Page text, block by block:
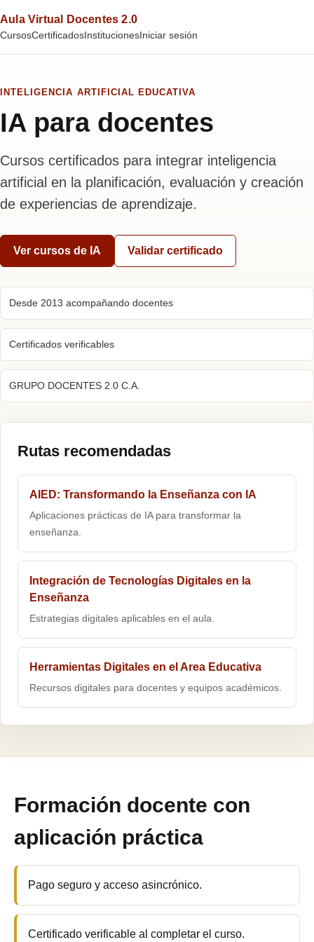
Aula Virtual Docentes 2.0
CursosCertificadosInstitucionesIniciar sesión
INTELIGENCIA ARTIFICIAL EDUCATIVA
IA para docentes
Cursos certificados para integrar inteligencia
artificial en la planificación, evaluación y creación
de experiencias de aprendizaje.
Ver cursos de IA Validar certificado
Desde 2013 acompañando docentes
Certificados verificables
GRUPO DOCENTES 2.0 C.A.
Rutas recomendadas
AIED: Transformando la Enseñanza con IA
Aplicaciones prácticas de IA para transformar la
enseñanza.
Integración de Tecnologías Digitales en la
Enseñanza
Estrategias digitales aplicables en el aula.
Herramientas Digitales en el Area Educativa
Recursos digitales para docentes y equipos académicos.
Formación docente con
aplicación práctica
Pago seguro y acceso asincrónico.
Certificado verificable al completar el curso.